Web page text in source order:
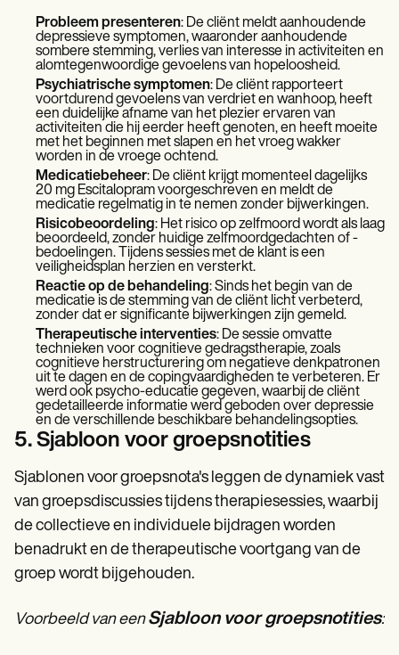
Probleem presenteren: De cliënt meldt aanhoudende
depressieve symptomen, waaronder aanhoudende
sombere stemming, verlies van interesse in activiteiten en
alomtegenwoordige gevoelens van hopeloosheid.
Psychiatrische symptomen: De cliënt rapporteert
voortdurend gevoelens van verdriet en wanhoop, heeft
een duidelijke afname van het plezier ervaren van
activiteiten die hij eerder heeft genoten, en heeft moeite
met het beginnen met slapen en het vroeg wakker
worden in de vroege ochtend.
Medicatiebeheer: De cliënt krijgt momenteel dagelijks
20 mg Escitalopram voorgeschreven en meldt de
medicatie regelmatig in te nemen zonder bijwerkingen.
Risicobeoordeling: Het risico op zelfmoord wordt als laag
beoordeeld, zonder huidige zelfmoordgedachten of -
bedoelingen. Tijdens sessies met de klant is een
veiligheidsplan herzien en versterkt.
Reactie op de behandeling: Sinds het begin van de
medicatie is de stemming van de cliënt licht verbeterd,
zonder dat er significante bijwerkingen zijn gemeld.
Therapeutische interventies: De sessie omvatte
technieken voor cognitieve gedragstherapie, zoals
cognitieve herstructurering om negatieve denkpatronen
uit te dagen en de copingvaardigheden te verbeteren. Er
werd ook psycho-educatie gegeven, waarbij de cliënt
gedetailleerde informatie werd geboden over depressie
en de verschillende beschikbare behandelingsopties.
5. Sjabloon voor groepsnotities
Sjablonen voor groepsnota's leggen de dynamiek vast
van groepsdiscussies tijdens therapiesessies, waarbij
de collectieve en individuele bijdragen worden
benadrukt en de therapeutische voortgang van de
groep wordt bijgehouden.
Voorbeeld van eenSjabloon voor groepsnotities: